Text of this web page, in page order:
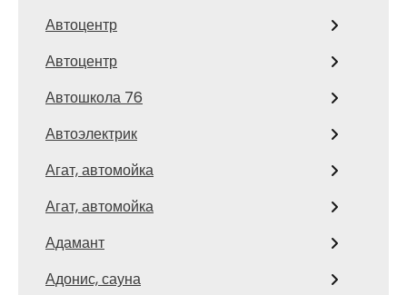
Автоцентр
Автоцентр
Автошкола 76
Автоэлектрик
Агат, автомойка
Агат, автомойка
Адамант
Адонис, сауна